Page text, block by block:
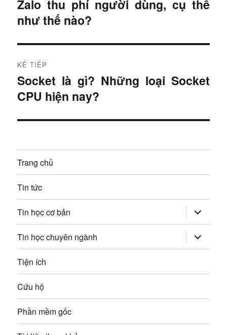
ề
u
h
ư
g
b
à
i
v
i
ế
t
B
à
t
r
ư
ớ
c
:
Zalo thu phí người dùng, cụ thể
như thế nào?
KẾ TIẾP
B
à
t
ế
p
Socket là gì? Những loại Socket
CPU hiện nay?
Trang chủ
Tin tức
Tin học cơ bản mở
rộng
trình
đơn
con
Tin học chuyên ngành mở
rộng
trình
Tiện ích
Cứu hộ
Phần mềm gốc